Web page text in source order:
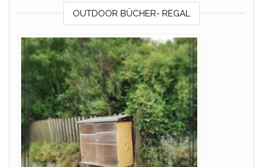
OUTDOOR BÜCHER- REGAL